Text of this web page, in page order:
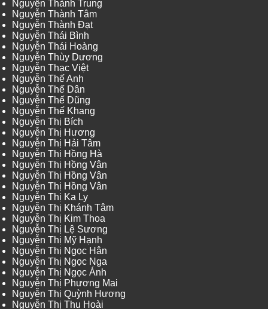
Nguyễn Thành Trung
Nguyễn Thành Tâm
Nguyễn Thành Đạt
Nguyễn Thái Bình
Nguyễn Thái Hoàng
Nguyễn Thùy Dương
Nguyễn Thạc Việt
Nguyễn Thế Anh
Nguyễn Thế Dân
Nguyễn Thế Dũng
Nguyễn Thế Khang
Nguyễn Thị Bích
Nguyễn Thị Hương
Nguyễn Thị Hải Tâm
Nguyễn Thị Hồng Hà
Nguyễn Thị Hồng Vân
Nguyễn Thị Hồng Vân
Nguyễn Thị Hồng Vân
Nguyễn Thị Ka Ly
Nguyễn Thị Khánh Tâm
Nguyễn Thị Kim Thoa
Nguyễn Thị Lệ Sương
Nguyễn Thị Mỹ Hạnh
Nguyễn Thị Ngọc Hân
Nguyễn Thị Ngọc Nga
Nguyễn Thị Ngọc Ánh
Nguyễn Thị Phương Mai
Nguyễn Thị Quỳnh Hương
Nguyễn Thị Thu Hoài